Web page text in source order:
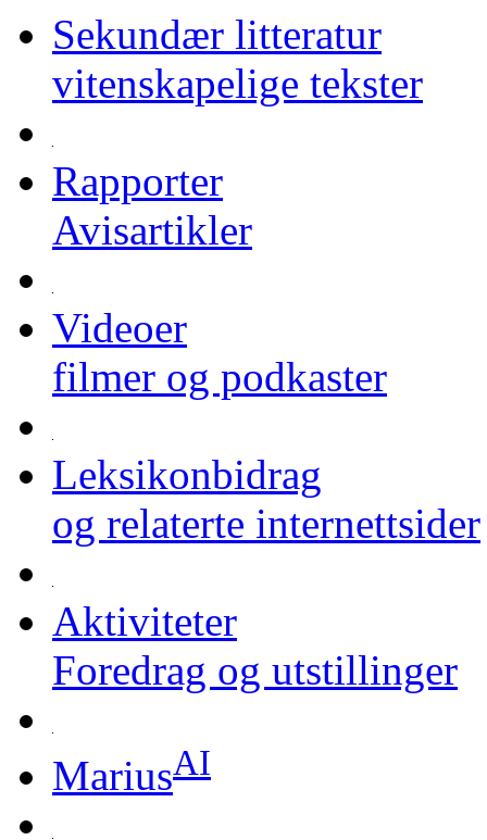
Sekundær litteratur
vitenskapelige tekster
Rapporter
Avisartikler
Videoer
filmer og podkaster
Leksikonbidrag
og relaterte internettsider
Aktiviteter
Foredrag og utstillinger
MariusAI